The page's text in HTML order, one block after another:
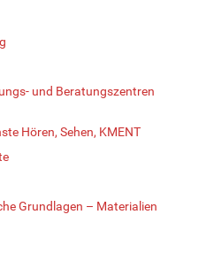
und Beratungszentren
Hören, Sehen, KMENT
Grundlagen – Materialien